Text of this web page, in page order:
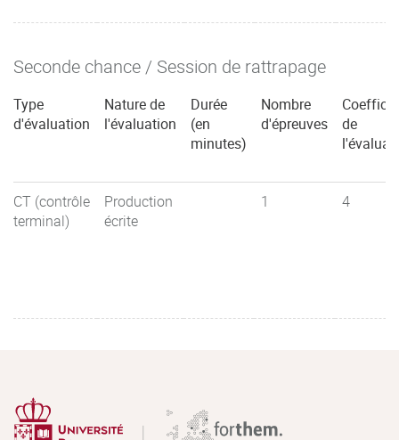
Seconde chance / Session de rattrapage
Type
d'évaluation
Nature de
l'évaluation
Durée
(en
minutes)
Nombre
d'épreuves
de
CT (contrôle
terminal)
Production
écrite
1 4